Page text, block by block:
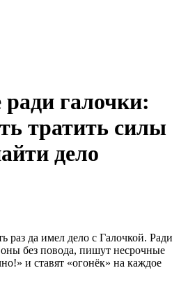
ради галочки:
тратить силы
дело
раз да имел дело с Галочкой. Ради
без повода, пишут несрочные
и ставят «огонёк» на каждое